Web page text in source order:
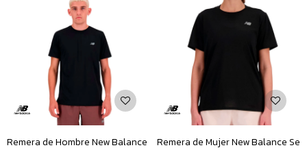
Remera de Hombre New Balance
Remera de Mujer New Balance Se